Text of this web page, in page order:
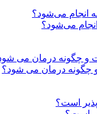
می‌شود؟
چگونه درمان می شود؟